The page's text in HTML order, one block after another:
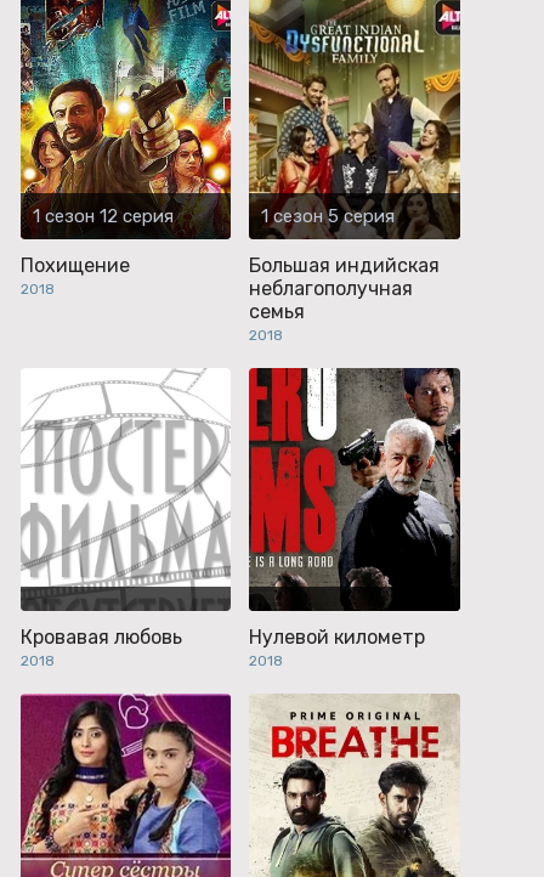
1 сезон 12 серия
Похищение
2018
1 сезон 5 серия
Большая индийская
неблагополучная
семья
2018
Кровавая любовь
2018
Нулевой километр
2018